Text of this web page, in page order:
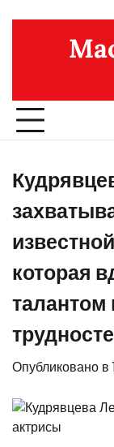
содержимому
которая
Опубликовано в